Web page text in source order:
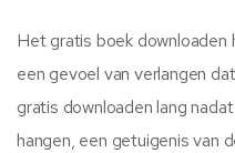
Het gratis boek downloaden
een gevoel van verlangen
gratis downloaden lang
hangen, een getuigenis van